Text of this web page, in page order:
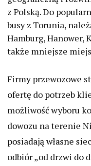
z Polską. Do
busy z Torunia,
Hamburg, Hanower,
także mniejsze
Firmy przewozowe
ofertę do potrzeb
możliwość wyboru
dowozu na terenie
posiadają własne
odbiór „od drzwi do